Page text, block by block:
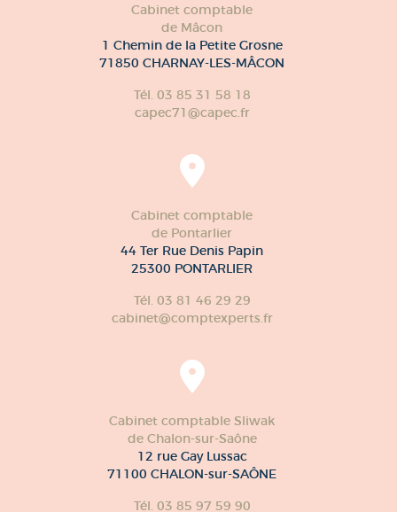
Cabinet comptable
de Mâcon
1 Chemin de la Petite Grosne
71850 CHARNAY-LES-MÂCON
Tél. 03 85 31 58 18
capec71@capec.fr
Cabinet comptable
de Pontarlier
44 Ter Rue Denis Papin
25300 PONTARLIER
Tél. 03 81 46 29 29
cabinet@comptexperts.fr
Cabinet comptable Sliwak
de Chalon-sur-Saône
12 rue Gay Lussac
71100 CHALON-sur-SAÔNE
Tél. 03 85 97 59 90